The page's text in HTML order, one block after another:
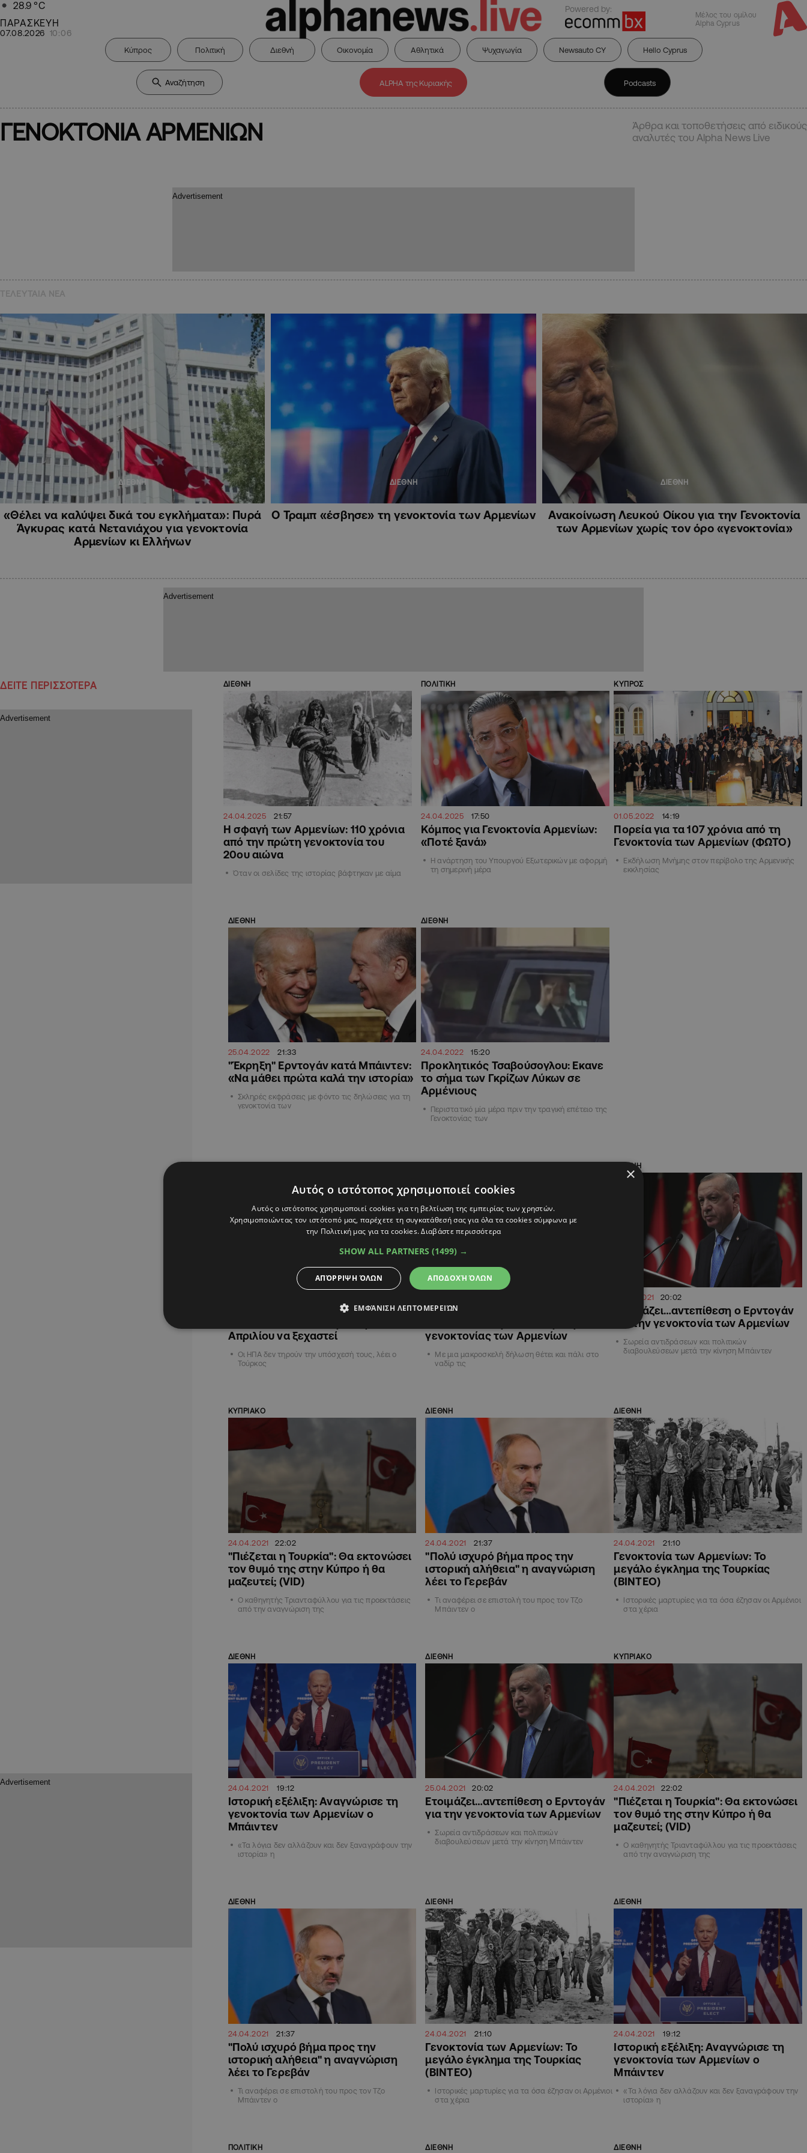
28.9 °C
ΠΑΡΑΣΚΕΥΗ
07.08.2026 10:06
Powered by:
Μέλος του ομίλου
Alpha Cyprus
Κύπρος Πολιτική Διεθνή Οικονομία Αθλητικά Ψυχαγωγία Newsauto CY Hello Cyprus
ALPHA της Κυριακής Podcasts
ΓΕΝΟΚΤΟΝΙΑ ΑΡΜΕΝΙΩΝ
Άρθρα και τοποθετήσεις από ειδικούς
αναλυτές του Alpha News Live
ΔΙΕΘΝΗ
«Θέλει να καλύψει δικά του εγκλήματα»: Πυρά
Άγκυρας κατά Νετανιάχου για γενοκτονία
Αρμενίων κι Ελλήνων
ΔΙΕΘΝΗ
Ο Τραμπ «έσβησε» τη γενοκτονία των Αρμενίων
ΔΙΕΘΝΗ
Ανακοίνωση Λευκού Οίκου για την Γενοκτονία
των Αρμενίων χωρίς τον όρο «γενοκτονία»
ΔΕΙΤΕ ΠΕΡΙΣΣΟΤΕΡΑ ΔΙΕΘΝΗ
24.04.2025 21:57
Η σφαγή των Αρμενίων: 110 χρόνια
από την πρώτη γενοκτονία του
20ου αιώνα
Όταν οι σελίδες της ιστορίας βάφτηκαν με αίμα
ΠΟΛΙΤΙΚΗ
24.04.2025 17:50
Κόμπος για Γενοκτονία Αρμενίων:
«Ποτέ ξανά»
Η ανάρτηση του Υπουργού Εξωτερικών με αφορμή
τη σημερινή μέρα
ΚΥΠΡΟΣ
01.05.2022 14:19
Πορεία για τα 107 χρόνια από τη
Γενοκτονία των Αρμενίων (ΦΩΤΟ)
Εκδήλωση Μνήμης στον περίβολο της Αρμενικής
εκκλησίας
ΔΙΕΘΝΗ
25.04.2022 21:33
"Έκρηξη" Ερντογάν κατά Μπάιντεν:
«Να μάθει πρώτα καλά την ιστορία»
Σκληρές εκφράσεις με φόντο τις δηλώσεις για τη
γενοκτονία των
ΔΙΕΘΝΗ
24.04.2022 15:20
Προκλητικός Τσαβούσογλου: Εκανε
το σήμα των Γκρίζων Λύκων σε
Αρμένιους
Περιστατικό μία μέρα πριν την τραγική επέτειο της
Γενοκτονίας των
Ερντογάν: Ελπίζω η συνάντηση με
Απριλίου να ξεχαστεί
Οι ΗΠΑ δεν τηρούν την υπόσχεσή τους, λέει ο
Τούρκος
Ερντογάν: "Καταστροφικός ο
γενοκτονίας των Αρμενίων
Με μια μακροσκελή δήλωση θέτει και πάλι στο
ναδίρ τις
ΔΙΕΘΝΗ
25.04.2021 20:02
Ετοιμάζει…αντεπίθεση ο Ερντογάν
για την γενοκτονία των Αρμενίων
Σωρεία αντιδράσεων και πολιτικών
διαβουλεύσεων μετά την κίνηση Μπάιντεν
ΚΥΠΡΙΑΚΟ
24.04.2021 22:02
"Πιέζεται η Τουρκία": Θα εκτονώσει
τον θυμό της στην Κύπρο ή θα
μαζευτεί; (VID)
Ο καθηγητής Τριανταφύλλου για τις προεκτάσεις
από την αναγνώριση της
ΔΙΕΘΝΗ
24.04.2021 21:37
"Πολύ ισχυρό βήμα προς την
ιστορική αλήθεια" η αναγνώριση
λέει το Γερεβάν
Τι αναφέρει σε επιστολή του προς τον Τζο
Μπάιντεν ο
ΔΙΕΘΝΗ
24.04.2021 21:10
Γενοκτονία των Αρμενίων: Το
μεγάλο έγκλημα της Τουρκίας
(ΒΙΝΤΕΟ)
Ιστορικές μαρτυρίες για τα όσα έζησαν οι Αρμένιοι
στα χέρια
ΔΙΕΘΝΗ
24.04.2021 19:12
Ιστορική εξέλιξη: Αναγνώρισε τη
γενοκτονία των Αρμενίων ο
Μπάιντεν
«Τα λόγια δεν αλλάζουν και δεν ξαναγράφουν την
ιστορία» η
ΔΙΕΘΝΗ
25.04.2021 20:02
Ετοιμάζει…αντεπίθεση ο Ερντογάν
για την γενοκτονία των Αρμενίων
Σωρεία αντιδράσεων και πολιτικών
διαβουλεύσεων μετά την κίνηση Μπάιντεν
ΚΥΠΡΙΑΚΟ
24.04.2021 22:02
"Πιέζεται η Τουρκία": Θα εκτονώσει
τον θυμό της στην Κύπρο ή θα
μαζευτεί; (VID)
Ο καθηγητής Τριανταφύλλου για τις προεκτάσεις
από την αναγνώριση της
ΔΙΕΘΝΗ
24.04.2021 21:37
"Πολύ ισχυρό βήμα προς την
ιστορική αλήθεια" η αναγνώριση
λέει το Γερεβάν
Τι αναφέρει σε επιστολή του προς τον Τζο
Μπάιντεν ο
ΔΙΕΘΝΗ
24.04.2021 21:10
Γενοκτονία των Αρμενίων: Το
μεγάλο έγκλημα της Τουρκίας
(ΒΙΝΤΕΟ)
Ιστορικές μαρτυρίες για τα όσα έζησαν οι Αρμένιοι
στα χέρια
ΔΙΕΘΝΗ
24.04.2021 19:12
Ιστορική εξέλιξη: Αναγνώρισε τη
γενοκτονία των Αρμενίων ο
Μπάιντεν
«Τα λόγια δεν αλλάζουν και δεν ξαναγράφουν την
ιστορία» η
ΠΟΛΙΤΙΚΗ ΔΙΕΘΝΗ ΔΙΕΘΝΗ
×
Αυτός ο ιστότοπος χρησιμοποιεί cookies
Αυτός ο ιστότοπος χρησιμοποιεί cookies για τη βελτίωση της εμπειρίας των χρηστών.
Χρησιμοποιώντας τον ιστότοπό μας, παρέχετε τη συγκατάθεσή σας για όλα τα cookies σύμφωνα με
την Πολιτική μας για τα cookies.Διαβάστε περισσότερα
SHOW ALL PARTNERS (1499) →
ΑΠΟΔΟΧΉ ΌΛΩΝ
ΑΠΌΡΡΙΨΗ ΌΛΩΝ
ΕΜΦΆΝΙΣΗ ΛΕΠΤΟΜΕΡΕΙΏΝ